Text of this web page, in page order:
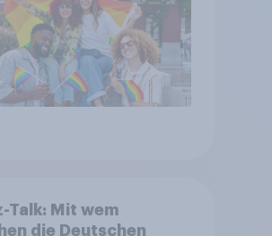
Talk: Mit wem
die Deutschen